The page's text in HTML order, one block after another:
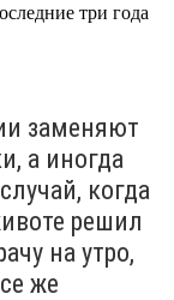
три года
заменяют
а иногда
когда
решил
на утро,
же